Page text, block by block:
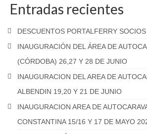
Entradas recientes
DESCUENTOS PORTALFERRY SOCIOS
INAUGURACIÓN DEL ÁREA DE
(CÓRDOBA) 26,27 Y 28 DE JUNIO
INAUGURACION DEL AREA DE
ALBENDIN 19,20 Y 21 DE JUNIO
INAUGURACION AREA DE
CONSTANTINA 15/16 Y 17 DE MAYO